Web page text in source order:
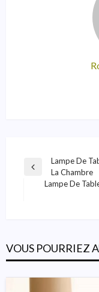
Navigation
Previous
Lampe De
La Chambre
Lampe De
VOUS POURRIEZ